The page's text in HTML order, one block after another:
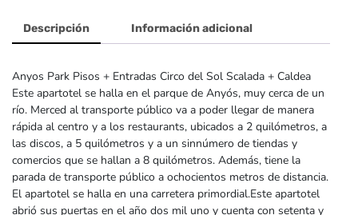
Descripción Información adicional
Anyos Park Pisos + Entradas Circo del Sol Scalada + Caldea
Este apartotel se halla en el parque de Anyós, muy cerca de un
río. Merced al transporte público va a poder llegar de manera
rápida al centro y a los restaurants, ubicados a 2 quilómetros, a
las discos, a 5 quilómetros y a un sinnúmero de tiendas y
comercios que se hallan a 8 quilómetros. Además, tiene la
parada de transporte público a ochocientos metros de distancia.
El apartotel se halla en una carretera primordial.Este apartotel
abrió sus puertas en el año dos mil uno y cuenta con setenta y